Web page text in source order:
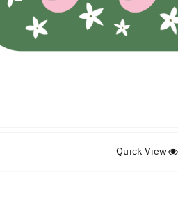
Quick View